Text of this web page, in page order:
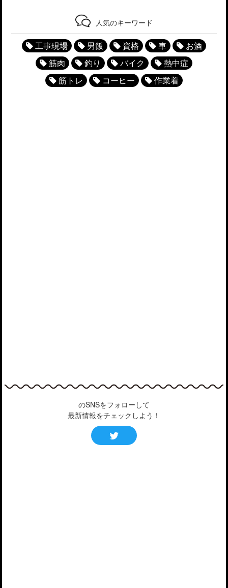
人気のキーワード
工事現場 男飯 資格 車
お酒
筋肉
釣り バイク
熱中症
筋トレ
コーヒー 作業着
のSNSをフォローして
最新情報をチェックしよう！